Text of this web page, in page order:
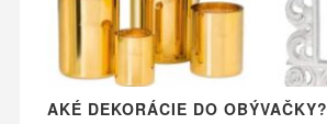
AKÉ DEKORÁCIE DO OBÝVAČKY?